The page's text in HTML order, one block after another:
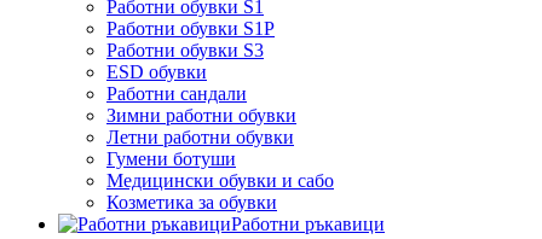
Работни обувки S1
Работни обувки S1P
Работни обувки S3
ESD обувки
Работни сандали
Зимни работни обувки
Летни работни обувки
Гумени ботуши
Медицински обувки и сабо
Козметика за обувки
Работни ръкавици